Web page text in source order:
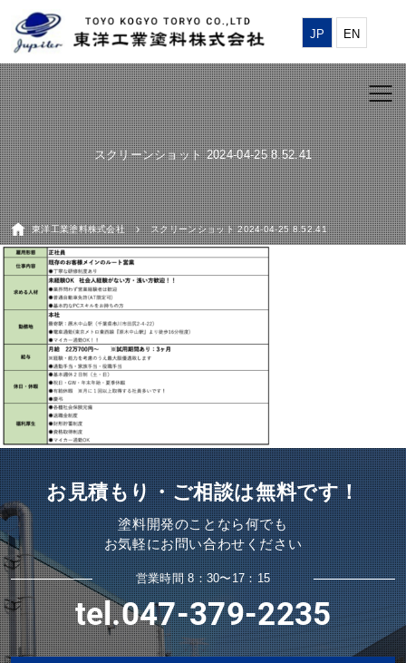
JP EN
スクリーンショット 2024-04-25 8.52.41
東洋工業塗料株式会社 スクリーンショット 2024-04-25 8.52.41
お見積もり・ご相談は無料です！
塗料開発のことなら何でも
お気軽にお問い合わせください
営業時間 8：30〜17：15
tel.047-379-2235